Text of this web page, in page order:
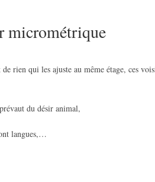
micrométrique
rien qui les ajuste au même étage, ces
du désir animal,
langues,…